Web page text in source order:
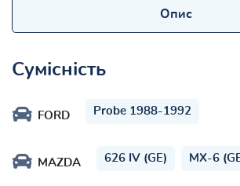
Опис
Сумісність
FORD Probe 1988-1992
MAZDA 626 IV (GE) MX-6